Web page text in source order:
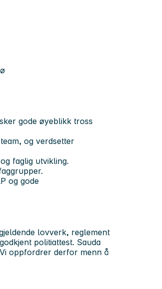
gode øyeblikk tross
og verdsetter
faglig utvikling.
og gode
lovverk, reglement
politiattest. Sauda
oppfordrer derfor menn å